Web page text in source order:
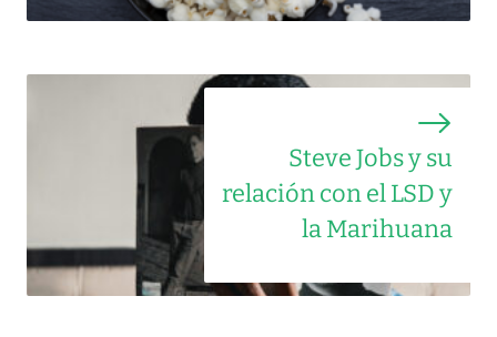
Steve Jobs y su
relación con el LSD y
la Marihuana